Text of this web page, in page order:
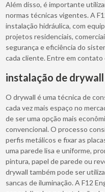
Além disso, é importante
normas técnicas vigentes. A
instalação hidráulica, com
projetos residenciais,
segurança e eficiência do
cada cliente. Entre em
instalação de drywall
O drywall é uma técnica de
cada vez mais espaço no
de ser uma opção mais
convencional. O processo
perfis metálicos e fixar as
uma parede lisa e uniforme,
pintura, papel de parede ou
drywall também pode ser
sancas de iluminação. A F12